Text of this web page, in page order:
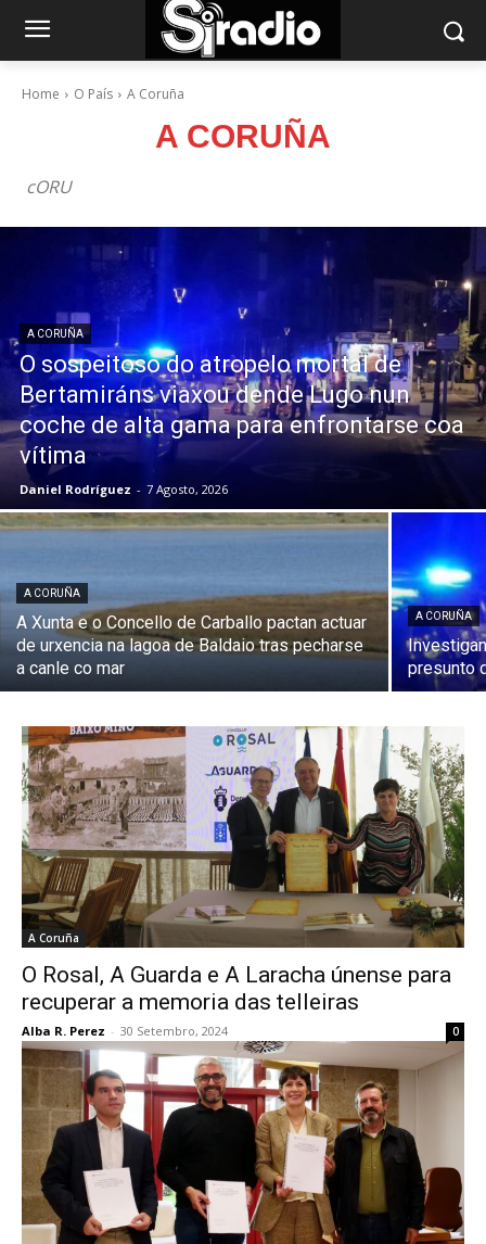
Home O País A Coruña
A CORUÑA
cORU
A CORUÑA
O sospeitoso do atropelo mortal de
Bertamiráns viaxou dende Lugo nun
coche de alta gama para enfrontarse coa
vítima
Daniel Rodríguez - 7 Agosto, 2026
A CORUÑA
A Xunta e o Concello de Carballo pactan actuar
de urxencia na lagoa de Baldaio tras pecharse
a canle co mar
A CORUÑA
presunto
A Coruña
O Rosal, A Guarda e A Laracha únense para
recuperar a memoria das telleiras
Alba R. Perez - 30 Setembro, 2024 0